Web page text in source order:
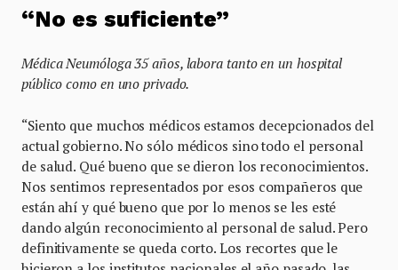
“No es suficiente”
Médica Neumóloga 35 años, labora tanto en un hospital
público como en uno privado.
“Siento que muchos médicos estamos decepcionados del
actual gobierno. No sólo médicos sino todo el personal
de salud. Qué bueno que se dieron los reconocimientos.
Nos sentimos representados por esos compañeros que
están ahí y qué bueno que por lo menos se les esté
dando algún reconocimiento al personal de salud. Pero
definitivamente se queda corto. Los recortes que le